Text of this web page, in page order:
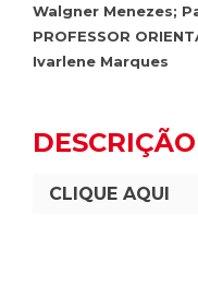
Walgner Menezes;
PROFESSOR
Ivarlene Marques
CLIQUE AQUI